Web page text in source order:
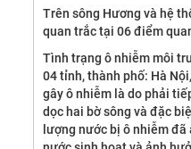
Trên sông Hương và hệ
quan trắc tại 06 điểm
Tình trạng ô nhiễm môi
04 tỉnh, thành phố: Hà
gây ô nhiễm là do phải
dọc hai bờ sông và đặc
lượng nước bị ô nhiễm